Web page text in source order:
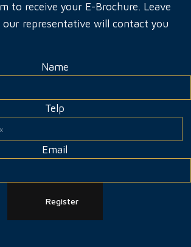
to receive your E-Brochure. Leave
representative will contact you
Name
Telp
Email
Register